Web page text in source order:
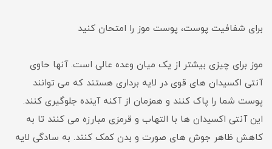
برای شفافیت پوست، پوست موز را امتحان کنید
موز برای چیزی بیشتر از یک میان وعده عالی است. آنها حاوی
آنتی اکسیدان های قوی در لایه برداری هستند که می توانند
پوست شما را پاک کنند و همزمان از آکنه آینده جلوگیری کنند.
این آنتی اکسیدان ها با التهاب و قرمزی مبارزه می کنند تا به
کاهش ظاهر جوش های صورت و بدن کمک کنند. به سادگی لایه